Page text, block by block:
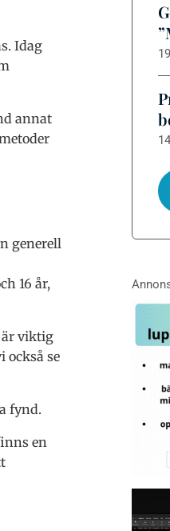
Idag
annat
generell
16 år,
är viktig
också se
fynd.
en